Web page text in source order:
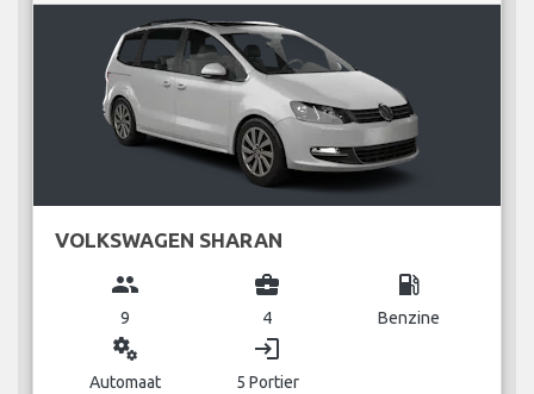
VOLKSWAGEN SHARAN
group
9
business_center
4
local_gas_station
Benzine
miscellaneous_services
Automaat
login
5 Portier